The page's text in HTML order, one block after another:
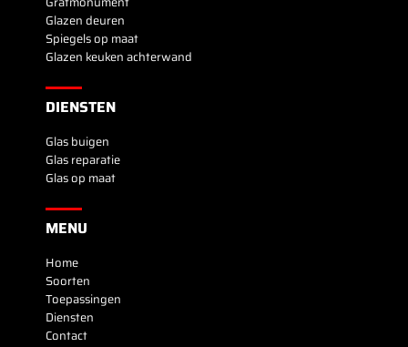
Glazen deuren
Spiegels op maat
Glazen keuken achterwand
DIENSTEN
Glas buigen
Glas reparatie
Glas op maat
MENU
Home
Soorten
Toepassingen
Diensten
Contact